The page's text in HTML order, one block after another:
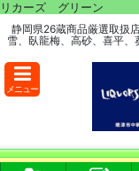
リカーズ グリーン
静岡県26蔵商品厳選取扱
雪、臥龍梅、高砂、喜平
メニュー